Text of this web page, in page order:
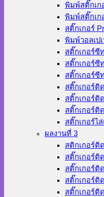
พิมพ์สติ๊กเก
พิมพ์สติ๊กเก
สติ๊กเกอร์
พิมพ์วอลเป
สติ๊กเกอร์ซี
สติ๊กเกอร์ซี
สติ๊กเกอร์
สติ๊กเกอร์ติ
สติ๊กเกอร์ติ
สติ๊กเกอร์ติ
สติ๊กเกอร์ไ
ผลงานที่ 3
สติกเกอร์ติ
สติ๊กเกอร์ติ
สติ๊กเกอร์
สติ๊กเกอร์ติ
สติ๊กเกอร์ติ